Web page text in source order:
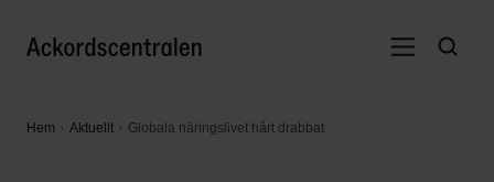
Hem Aktuellt Globala näringslivet hårt drabbat